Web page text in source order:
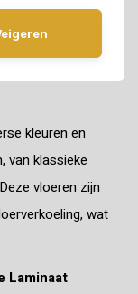
resultaat. De
een eenvoudige
kleuren en
van klassieke
vloeren zijn
wat
Laminaat